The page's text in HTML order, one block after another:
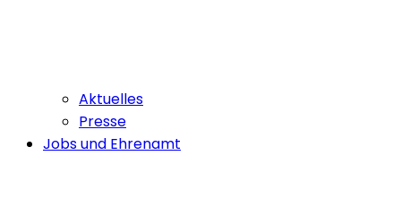
Aktuelles
Presse
Jobs und Ehrenamt